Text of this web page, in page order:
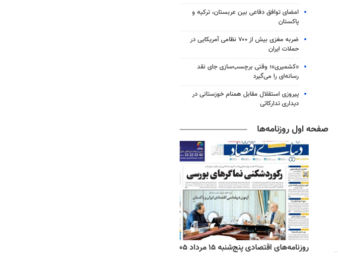
امضای توافق دفاعی بین عربستان، ترکیه و
پاکستان
ضربه مغزی بیش از ۷۰۰ نظامی آمریکایی در
حملات ایران
«کشمیری»؛ وقتی برچسب‌سازی جای نقد
رسانه‌ای را می‌گیرد
پیروزی استقلال مقابل همنام خوزستانی در
دیداری تدارکاتی
صفحه اول روزنامه‌ها
روزنامه‌های صبح پنج‌شنبه ۱۵ مرداد ۱۴۰۵